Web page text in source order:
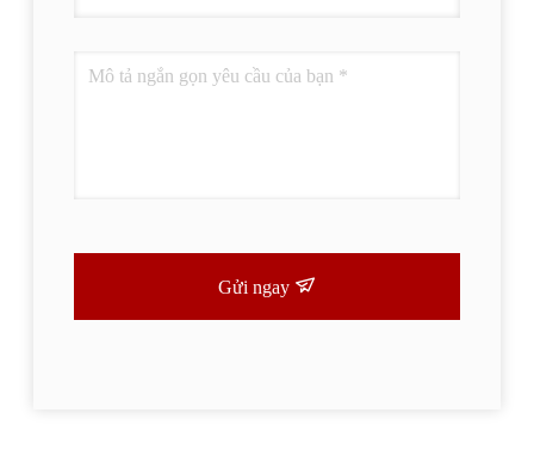
Gửi ngay